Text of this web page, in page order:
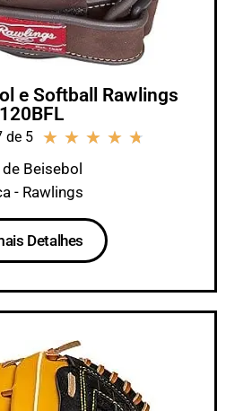
e Softball Rawlings
de 5 ★ ★ ★ ★ ★
de Beisebol
- Rawlings
Detalhes